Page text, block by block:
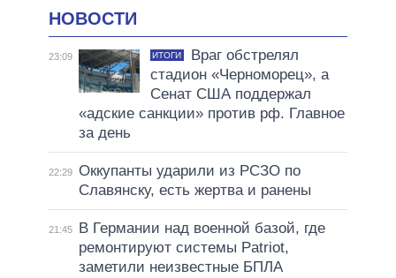
НОВОСТИ
23:09 ИТОГИ
Враг обстрелял
стадион «Черноморец», а
Сенат США поддержал
«адские санкции» против рф. Главное
за день
22:29 Оккупанты ударили из РСЗО по
Славянску, есть жертва и ранены
21:45
В Германии над военной базой, где
ремонтируют системы Patriot,
заметили неизвестные БПЛА